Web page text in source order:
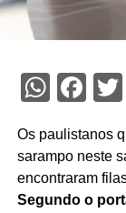
Os paulistanos
sarampo neste
encontraram
Segundo o